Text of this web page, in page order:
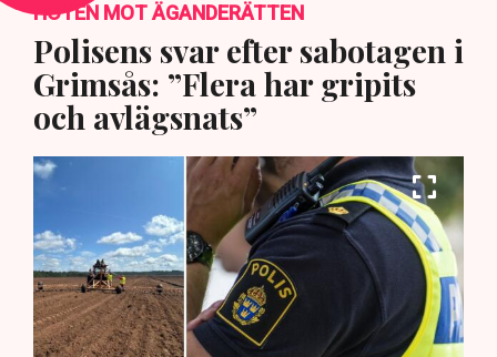
HOTEN MOT ÄGANDERÄTTEN
Polisens svar efter sabotagen i
Grimsås: ”Flera har gripits
och avlägsnats”